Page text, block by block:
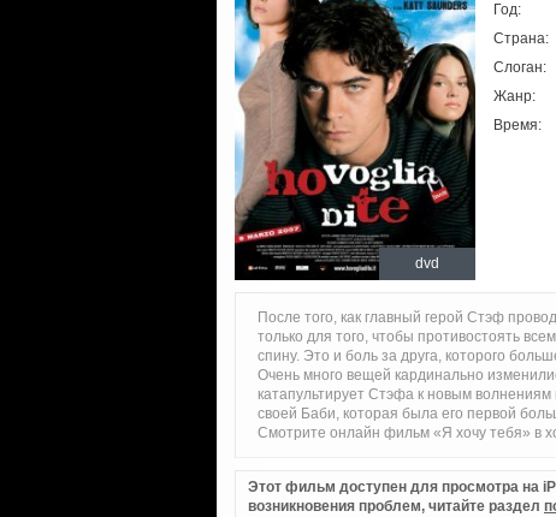
dvd
Год:
Страна:
Слоган:
Жанр:
Время:
После того, как главный герой Стэф
только для того, чтобы противостоять
спину. Это и боль за друга, которого
Очень много вещей кардинально
катапультирует Стэфа к новым
своей Баби, которая была его первой
Смотрите онлайн фильм «Я хочу тебя» в
Этот фильм доступен для просмотра на
возникновения проблем, читайте раздел